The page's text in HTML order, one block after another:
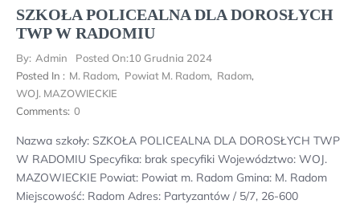
SZKOŁA POLICEALNA DLA DOROSŁYCH
TWP W RADOMIU
By: Admin Posted On:10 Grudnia 2024
Posted In : M. Radom, Powiat M. Radom, Radom,
WOJ. MAZOWIECKIE
Comments: 0
Nazwa szkoły: SZKOŁA POLICEALNA DLA DOROSŁYCH TWP
W RADOMIU Specyfika: brak specyfiki Województwo: WOJ.
MAZOWIECKIE Powiat: Powiat m. Radom Gmina: M. Radom
Miejscowość: Radom Adres: Partyzantów / 5/7, 26-600